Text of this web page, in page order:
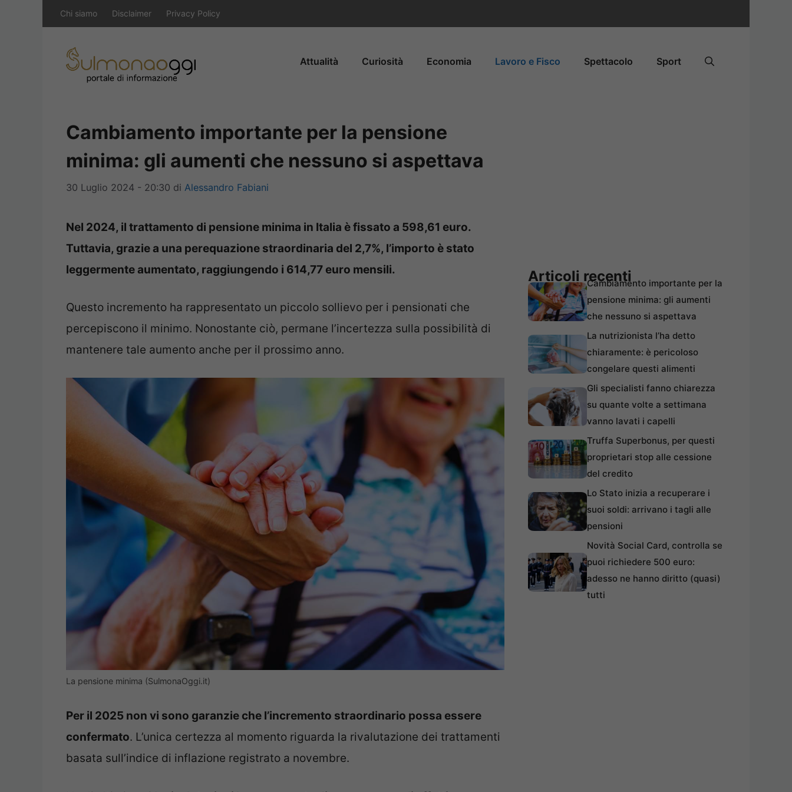
Chi siamo Disclaimer Privacy Policy
Attualità Curiosità Economia Lavoro e Fisco Spettacolo Sport
Cambiamento importante per la pensione
minima: gli aumenti che nessuno si aspettava
30 Luglio 2024 - 20:30 di Alessandro Fabiani
Nel 2024, il trattamento di pensione minima in Italia è fissato a 598,61 euro.
Tuttavia, grazie a una perequazione straordinaria del 2,7%, l’importo è stato
leggermente aumentato, raggiungendo i 614,77 euro mensili.
Questo incremento ha rappresentato un piccolo sollievo per i pensionati che
percepiscono il minimo. Nonostante ciò, permane l’incertezza sulla possibilità di
mantenere tale aumento anche per il prossimo anno.
La pensione minima (SulmonaOggi.it)
Per il 2025 non vi sono garanzie che l’incremento straordinario possa essere
confermato. L’unica certezza al momento riguarda la rivalutazione dei trattamenti
basata sull’indice di inflazione registrato a novembre.
Articoli recentiCambiamento importante per la
pensione minima: gli aumenti
che nessuno si aspettava
La nutrizionista l’ha detto
chiaramente: è pericoloso
congelare questi alimenti
Gli specialisti fanno chiarezza
su quante volte a settimana
vanno lavati i capelli
Truffa Superbonus, per questi
proprietari stop alle cessione
del credito
Lo Stato inizia a recuperare i
suoi soldi: arrivano i tagli alle
pensioni
Novità Social Card, controlla se
puoi richiedere 500 euro:
adesso ne hanno diritto (quasi)
tutti